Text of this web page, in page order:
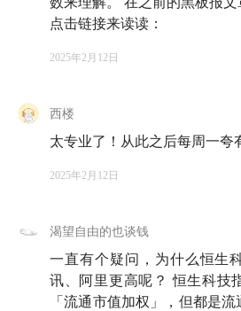
点击链接来读读：
2025年2月12日
西楼
太专业了！从此之后每周一夸
2025年2月12日
渴望自由的也谈钱
一直有个疑问，为什么恒生
讯、阿里更高呢？ 恒生科技
「流通市值加权」，但都是